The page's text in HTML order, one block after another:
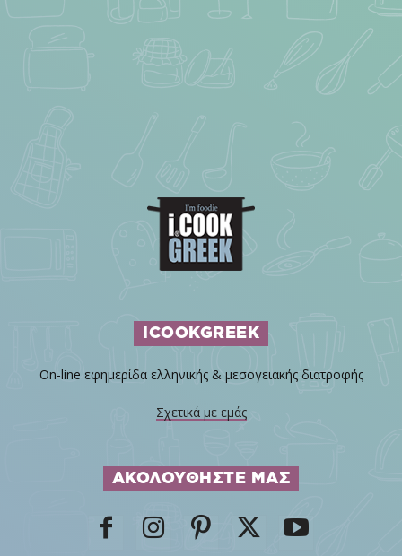
ICOOKGREEK
On-line εφημερίδα ελληνικής & μεσογειακής διατροφής
Σχετικά με εμάς
ΑΚΟΛΟΥΘΗΣΤΕ ΜΑΣ